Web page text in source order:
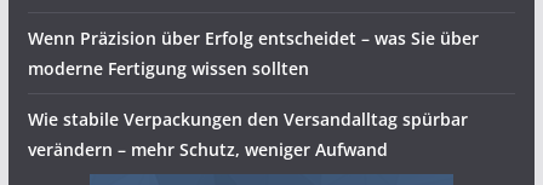
Wenn Präzision über Erfolg entscheidet – was Sie über
moderne Fertigung wissen sollten
Wie stabile Verpackungen den Versandalltag spürbar
verändern – mehr Schutz, weniger Aufwand